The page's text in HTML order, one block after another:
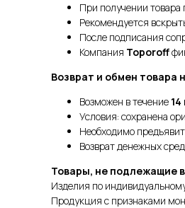
При получении товара
Рекомендуется
После подписания
Компания Toporoff
Возврат и обмен товара
Возможен в течение
Условия: сохранена
Необходимо
Возврат денежных
Товары, не подлежащие
Изделия по
Продукция с признаками